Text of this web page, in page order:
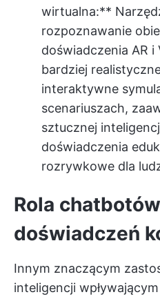
wirtualna:**
rozpoznawanie
doświadczenia AR i
bardziej
interaktywne
scenariuszach,
sztucznej
doświadczenia
rozrywkowe dla
Rola
doświadczeń
Innym znaczącym
inteligencji